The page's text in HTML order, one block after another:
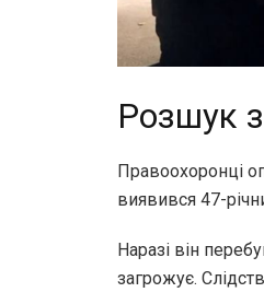
Розшук
Правоохоронці
виявився 47-
Наразі він
загрожує.